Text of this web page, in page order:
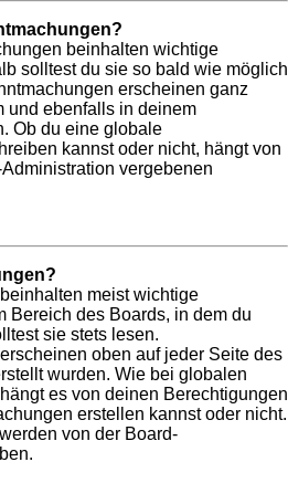
beinhalten wichtige
solltest du sie so bald wie möglich
erscheinen ganz
und ebenfalls in deinem
Ob du eine globale
kannst oder nicht, hängt von
vergebenen
meist wichtige
Bereich des Boards, in dem du
sie stets lesen.
oben auf jeder Seite des
wurden. Wie bei globalen
es von deinen Berechtigungen
erstellen kannst oder nicht.
von der Board-